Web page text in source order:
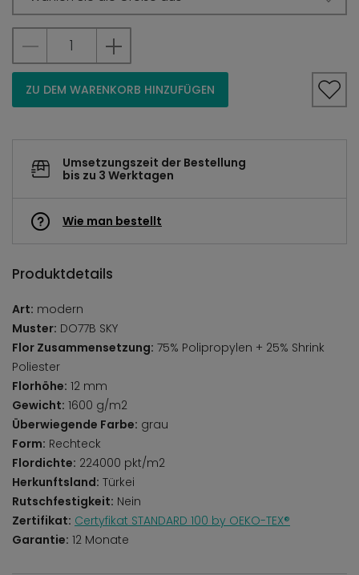
ZU DEM WARENKORB HINZUFÜGEN
Umsetzungszeit der Bestellung
bis zu 3 Werktagen
Wie man bestellt
Produktdetails
Art: modern
Muster: DO77B SKY
Flor Zusammensetzung: 75% Polipropylen + 25% Shrink
Poliester
Florhöhe: 12 mm
Gewicht: 1600 g/m2
Überwiegende Farbe: grau
Form: Rechteck
Flordichte: 224000 pkt/m2
Herkunftsland: Türkei
Rutschfestigkeit: Nein
Zertifikat: Certyfikat STANDARD 100 by OEKO-TEX®
Garantie: 12 Monate